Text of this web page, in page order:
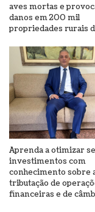
aves mortas e
danos em 200 mil
propriedades rurais
Aprenda a otimizar
investimentos com
conhecimento sobre
tributação de
financeiras e de